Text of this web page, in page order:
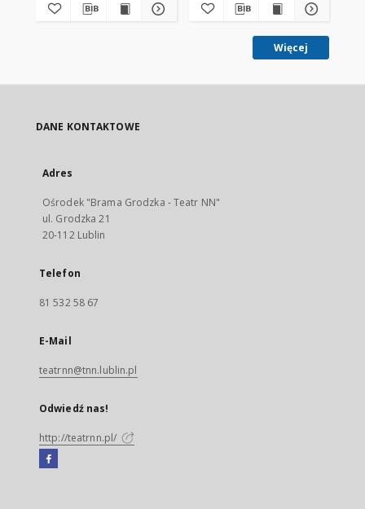
Więcej
DANE KONTAKTOWE
Adres
Ośrodek "Brama Grodzka - Teatr NN"
ul. Grodzka 21
20-112 Lublin
Telefon
81 532 58 67
E-Mail
teatrnn@tnn.lublin.pl
Odwiedź nas!
http://teatrnn.pl/
Facebook